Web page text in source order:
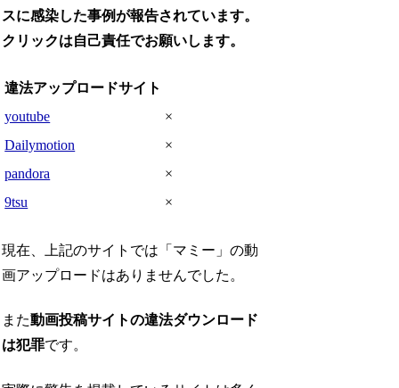
スに感染した事例が報告されています。
クリックは自己責任でお願いします。
違法アップロードサイト
youtube
×
Dailymotion
×
pandora
×
9tsu
×
現在、上記のサイトでは「マミー」の動
画アップロードはありませんでした。
また動画投稿サイトの違法ダウンロード
は犯罪です。